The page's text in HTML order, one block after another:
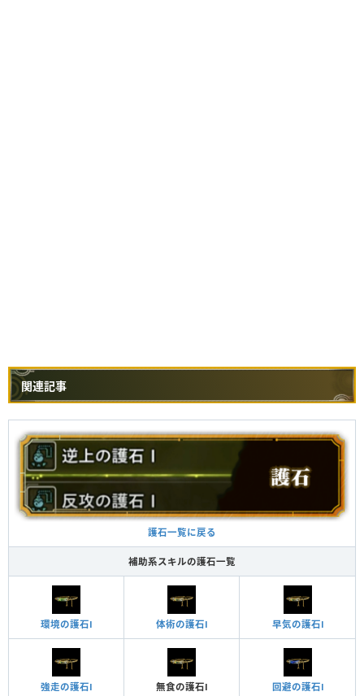
関連記事
護石一覧に戻る
補助系スキルの護石一覧
環境の護石Ⅰ 体術の護石Ⅰ 早気の護石Ⅰ
強走の護石Ⅰ 無食の護石Ⅰ 回避の護石Ⅰ